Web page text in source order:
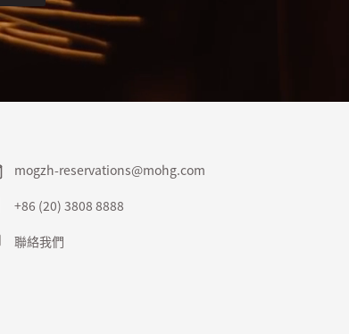
mogzh-reservations@mohg.com
+86 (20) 3808 8888
聯絡我們